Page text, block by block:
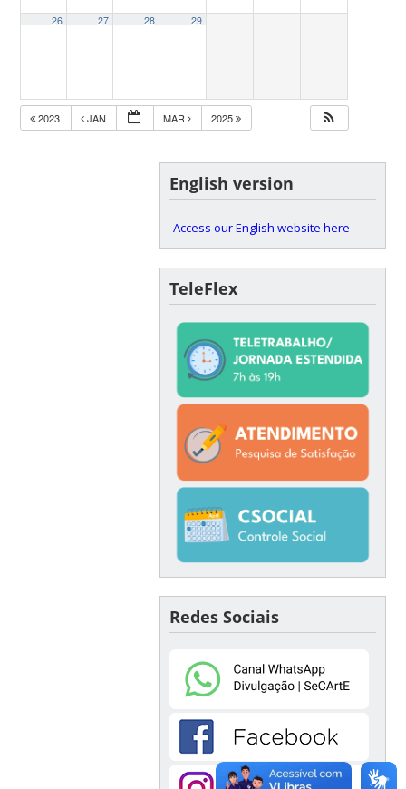
26 27 28 29
2023 JAN MAR 2025
English version
Access our English website here
TeleFlex
Redes Sociais